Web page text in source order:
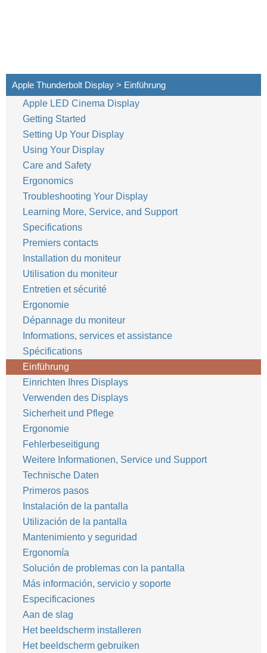
36 Deutsch
Apple Thunderbolt Display > Einführung
Apple LED Cinema Display
Getting Started
Setting Up Your Display
Using Your Display
Care and Safety
Ergonomics
Troubleshooting Your Display
Learning More, Service, and Support
Specifications
Premiers contacts
Installation du moniteur
Utilisation du moniteur
Entretien et sécurité
Ergonomie
Dépannage du moniteur
Informations, services et assistance
Spécifications
Einführung
Einrichten Ihres Displays
Verwenden des Displays
Sicherheit und Pflege
Ergonomie
Fehlerbeseitigung
Weitere Informationen, Service und Support
Technische Daten
Primeros pasos
Instalación de la pantalla
Utilización de la pantalla
Mantenimiento y seguridad
Ergonomía
Solución de problemas con la pantalla
Más información, servicio y soporte
Especificaciones
Aan de slag
Het beeldscherm installeren
Het beeldscherm gebruiken